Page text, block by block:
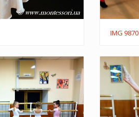
IMG 9870